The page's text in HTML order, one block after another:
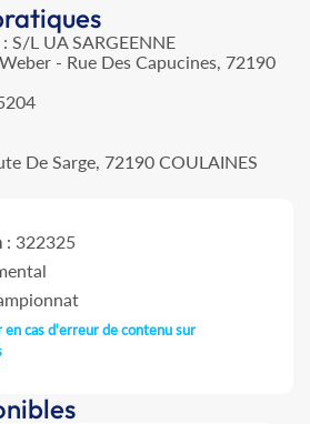
: S/L UA SARGEENNE
- Rue Des Capucines, 72190
De Sarge, 72190 COULAINES
: 322325
en cas d'erreur de contenu sur